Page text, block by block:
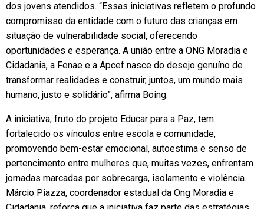
dos jovens atendidos. “Essas iniciativas refletem o profundo
compromisso da entidade com o futuro das crianças em
situação de vulnerabilidade social, oferecendo
oportunidades e esperança. A união entre a ONG Moradia e
Cidadania, a Fenae e a Apcef nasce do desejo genuíno de
transformar realidades e construir, juntos, um mundo mais
humano, justo e solidário”, afirma Boing.
A iniciativa, fruto do projeto Educar para a Paz, tem
fortalecido os vínculos entre escola e comunidade,
promovendo bem-estar emocional, autoestima e senso de
pertencimento entre mulheres que, muitas vezes, enfrentam
jornadas marcadas por sobrecarga, isolamento e violência.
Márcio Piazza, coordenador estadual da Ong Moradia e